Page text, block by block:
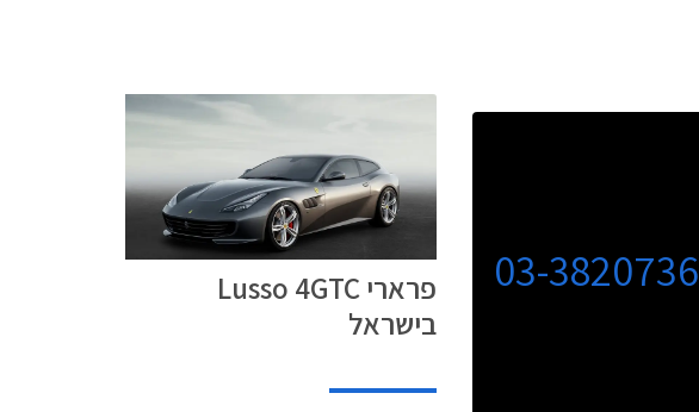
03-3820736
פרארי Lusso 4GTC
בישראל